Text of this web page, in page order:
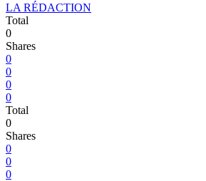
LA RÉDACTION
Total
0
Shares
0
0
0
0
Total
0
Shares
0
0
0